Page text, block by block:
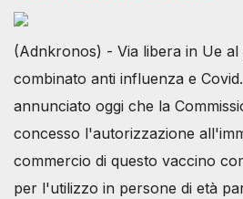
(Adnkronos) - Via libera in Ue
combinato anti influenza e
annunciato oggi che la
concesso l'autorizzazione
commercio di questo vaccino
per l'utilizzo in persone di età